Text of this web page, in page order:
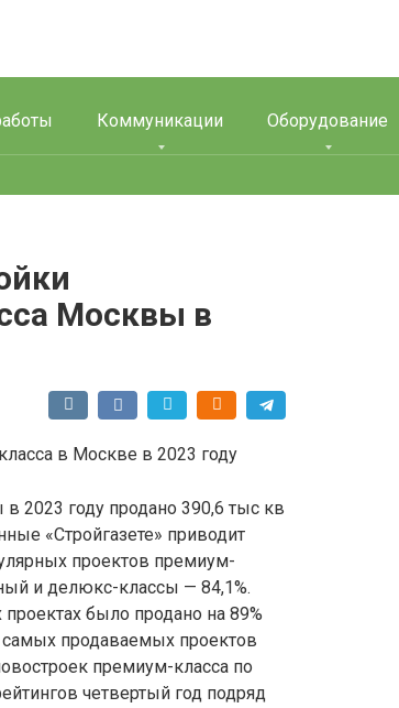
Коммуникации Оборудование
Москвы в
2023 году продано 390,6 тыс кв
«Стройгазете» приводит
проектов премиум-
и делюкс-классы — 84,1%.
было продано на 89%
продаваемых проектов
премиум-класса по
четвертый год подряд